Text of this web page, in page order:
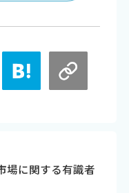
場に関する有識者